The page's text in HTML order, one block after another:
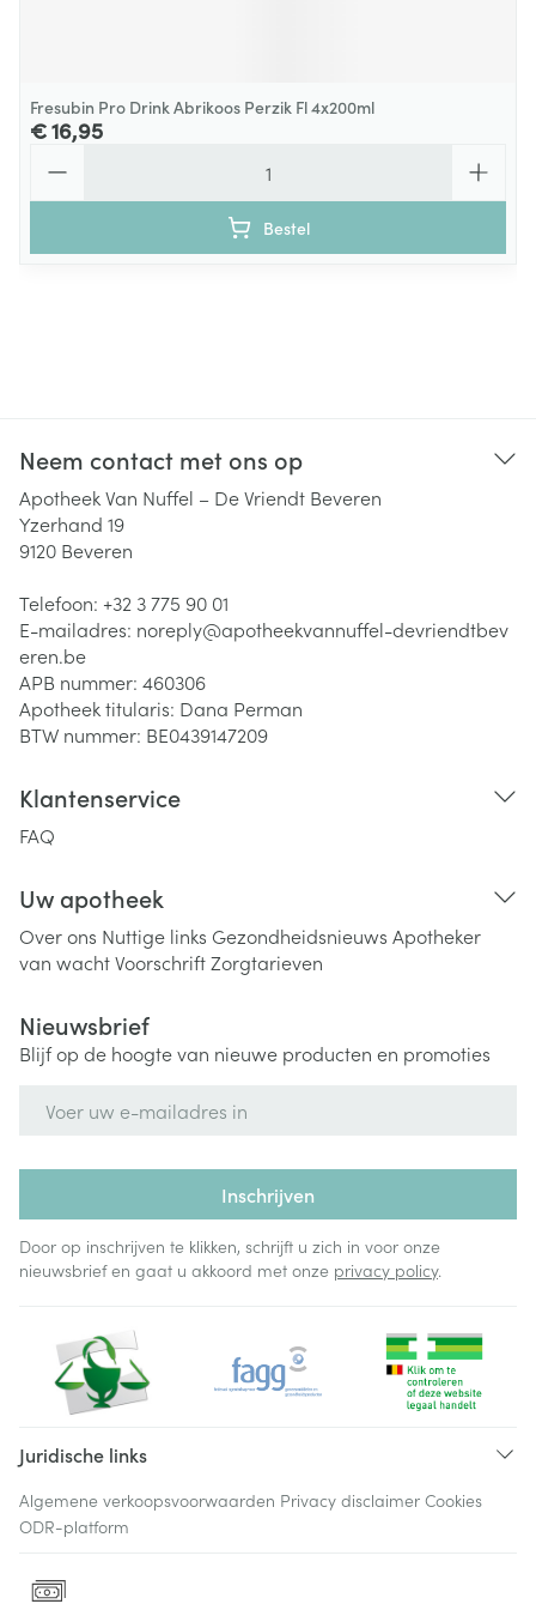
Fresubin Pro Drink Abrikoos Perzik Fl 4x200ml
€ 16,95
Bestel
Neem contact met ons op
Apotheek Van Nuffel – De Vriendt Beveren
Yzerhand 19
9120 Beveren
Telefoon: +32 3 775 90 01
E-mailadres: noreply@apotheekvannuffel-devriendtbev
eren.be
APB nummer: 460306
Apotheek titularis: Dana Perman
BTW nummer: BE0439147209
Klantenservice
FAQ
Uw apotheek
Over ons Nuttige links Gezondheidsnieuws Apotheker
van wachtVoorschriftZorgtarieven
Nieuwsbrief
Blijf op de hoogte van nieuwe producten en promoties
Inschrijven
Door op inschrijven te klikken, schrijft u zich in voor onze
nieuwsbrief en gaat u akkoord met onze privacy policy.
Juridische links
Algemene verkoopsvoorwaarden Privacy disclaimer Cookies
ODR-platform